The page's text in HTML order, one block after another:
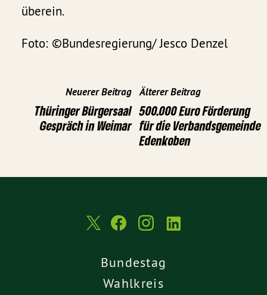
überein.
Foto: ©Bundesregierung/ Jesco Denzel
Neuerer Beitrag
Thüringer Bürgersaal
Gespräch in Weimar
Älterer Beitrag
500.000 Euro Förderung
für die Verbandsgemeinde
Edenkoben
Bundestag
Wahlkreis